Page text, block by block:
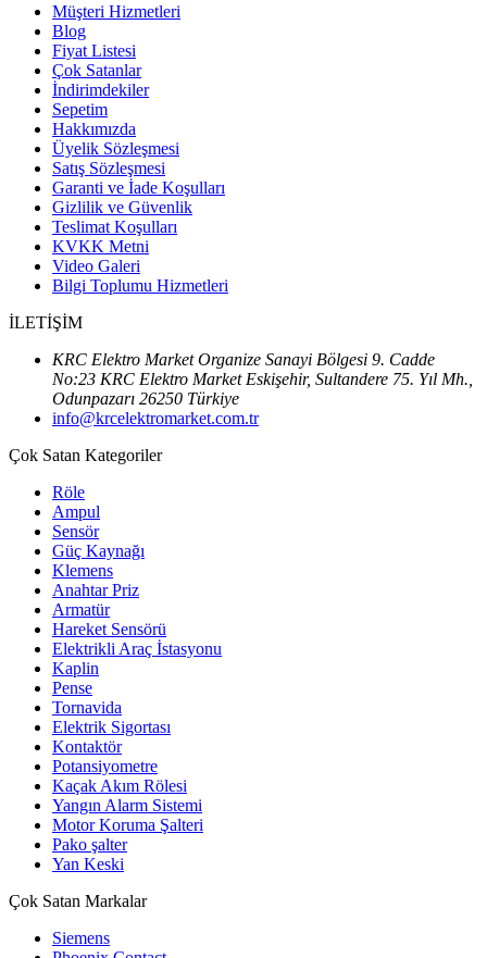
Müşteri Hizmetleri
Blog
Fiyat Listesi
Çok Satanlar
İndirimdekiler
Sepetim
Hakkımızda
Üyelik Sözleşmesi
Satış Sözleşmesi
Garanti ve İade Koşulları
Gizlilik ve Güvenlik
Teslimat Koşulları
KVKK Metni
Video Galeri
Bilgi Toplumu Hizmetleri
İLETİŞİM
KRC Elektro Market Organize Sanayi Bölgesi 9. Cadde
No:23 KRC Elektro Market Eskişehir, Sultandere 75. Yıl Mh.,
Odunpazarı 26250 Türkiye
info@krcelektromarket.com.tr
Çok Satan Kategoriler
Röle
Ampul
Sensör
Güç Kaynağı
Klemens
Anahtar Priz
Armatür
Hareket Sensörü
Elektrikli Araç İstasyonu
Kaplin
Pense
Tornavida
Elektrik Sigortası
Kontaktör
Potansiyometre
Kaçak Akım Rölesi
Yangın Alarm Sistemi
Motor Koruma Şalteri
Pako şalter
Yan Keski
Çok Satan Markalar
Siemens